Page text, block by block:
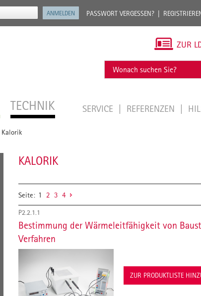
PASSWORT VERGESSEN?
TECHNIK
ZUR
SERVICE REFERENZEN
Kalorik
KALORIK
Seite: 1 2 3 4
P2.2.1.1
Bestimmung der Wärmeleitfähigkeit von
Verfahren
ZUR PRODUKTLISTE